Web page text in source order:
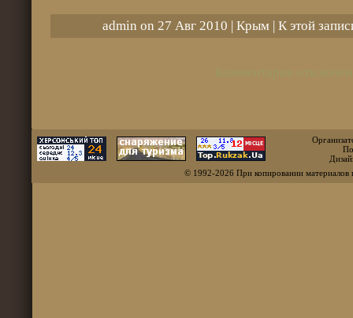
admin on 27 Авг 2010 | Крым| К этой
© 1992-2026 При копировании материалов